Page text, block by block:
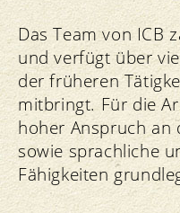
Das Team von ICB
und verfügt über
der früheren
mitbringt. Für die
hoher Anspruch an
sowie sprachliche
Fähigkeiten